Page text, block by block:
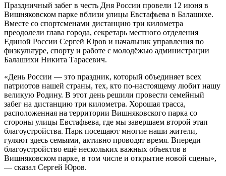
Праздничный забег в честь Дня России провели 12 июня в
Вишняковском парке вблизи улицы Евстафьева в Балашихе.
Вместе со спортсменами дистанцию три километра
преодолели глава города, секретарь местного отделения
Единой России Сергей Юров и начальник управления по
физкультуре, спорту и работе с молодёжью администрации
Балашихи Никита Тарасевич.
«День России — это праздник, который объединяет всех
патриотов нашей страны, тех, кто по-настоящему любит нашу
великую Родину. В этот день решили провести семейный
забег на дистанцию три километра. Хорошая трасса,
расположенная на территории Вишняковского парка со
стороны улицы Евстафьева, где мы завершаем второй этап
благоустройства. Парк посещают многие наши жители,
гуляют здесь семьями, активно проводят время. Впереди
благоустройство ещё нескольких важных объектов в
Вишняковском парке, в том числе и открытие новой сцены»,
— сказал Сергей Юров.